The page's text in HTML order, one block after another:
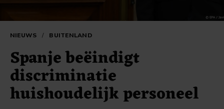
NIEUWS / BUITENLAND
Spanje beëindigt
discriminatie
huishoudelijk personeel